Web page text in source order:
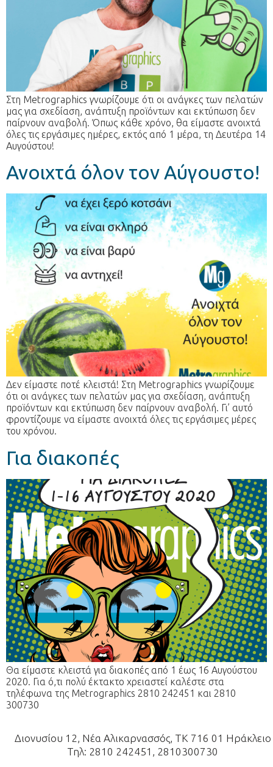
Στη Metrographics γνωρίζουμε ότι οι ανάγκες των πελατών
μας για σχεδίαση, ανάπτυξη προϊόντων και εκτύπωση δεν
παίρνουν αναβολή. Όπως κάθε χρόνο, θα είμαστε ανοιχτά
όλες τις εργάσιμες ημέρες, εκτός από 1 μέρα, τη Δευτέρα 14
Αυγούστου!
Ανοιχτά όλον τον Αύγουστο!
Δεν είμαστε ποτέ κλειστά! Στη Metrographics γνωρίζουμε
ότι οι ανάγκες των πελατών μας για σχεδίαση, ανάπτυξη
προϊόντων και εκτύπωση δεν παίρνουν αναβολή. Γι’ αυτό
φροντίζουμε να είμαστε ανοιχτά όλες τις εργάσιμες μέρες
του χρόνου.
Για διακοπές
Θα είμαστε κλειστά για διακοπές από 1 έως 16 Αυγούστου
2020. Για ό,τι πολύ έκτακτο χρειαστεί καλέστε στα
τηλέφωνα της Metrographics 2810 242451 και 2810
300730
Διονυσίου 12, Νέα Αλικαρνασσός, ΤΚ 716 01 Ηράκλειο
Τηλ: 2810 242451, 2810300730